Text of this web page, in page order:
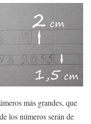
más grandes, que
los números serán de